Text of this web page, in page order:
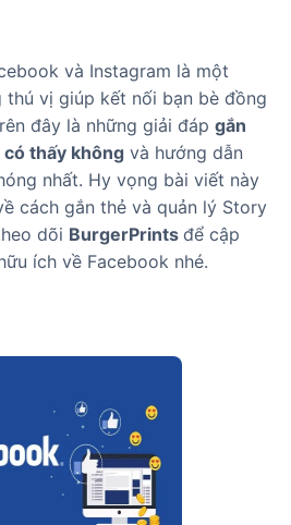
và Instagram là một
thú vị giúp kết nối bạn bè đồng
đây là những giải đáp gắn
thấy không và hướng dẫn
nhất. Hy vọng bài viết này
cách gắn thẻ và quản lý Story
dõi BurgerPrints để cập
ích về Facebook nhé.